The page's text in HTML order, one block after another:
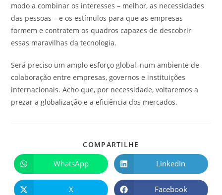
modo a combinar os interesses – melhor, as necessidades
das pessoas – e os estímulos para que as empresas
formem e contratem os quadros capazes de descobrir
essas maravilhas da tecnologia.
Será preciso um amplo esforço global, num ambiente de
colaboração entre empresas, governos e instituições
internacionais. Acho que, por necessidade, voltaremos a
prezar a globalização e a eficiência dos mercados.
COMPARTILHE
WhatsApp LinkedIn
X Facebook